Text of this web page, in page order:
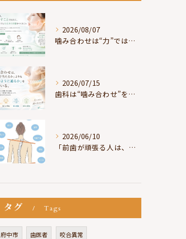
2026/08/07
噛み合わせは“力”ではなく“許可”である
2026/07/15
歯科は“噛み合わせ”を見ているが、身体は“通り道”を見ている
2026/06/10
「前歯が頑張る人は、だいたい疲れている」
タグ Tags
府中市 歯医者 咬合異常